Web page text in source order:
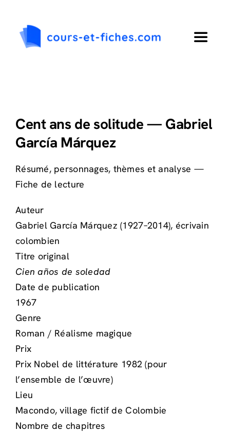
contenu
Toggle
Collège
Langues
Cent ans de solitude — Gabriel
García Márquez
Résumé, personnages, thèmes et analyse —
Fiche de lecture
Auteur
Gabriel García Márquez (1927–2014), écrivain
colombien
Titre original
Cien años de soledad
Date de publication
1967
Genre
Roman / Réalisme magique
Prix
Prix Nobel de littérature 1982 (pour
l’ensemble de l’œuvre)
Lieu
Macondo, village fictif de Colombie
Nombre de chapitres